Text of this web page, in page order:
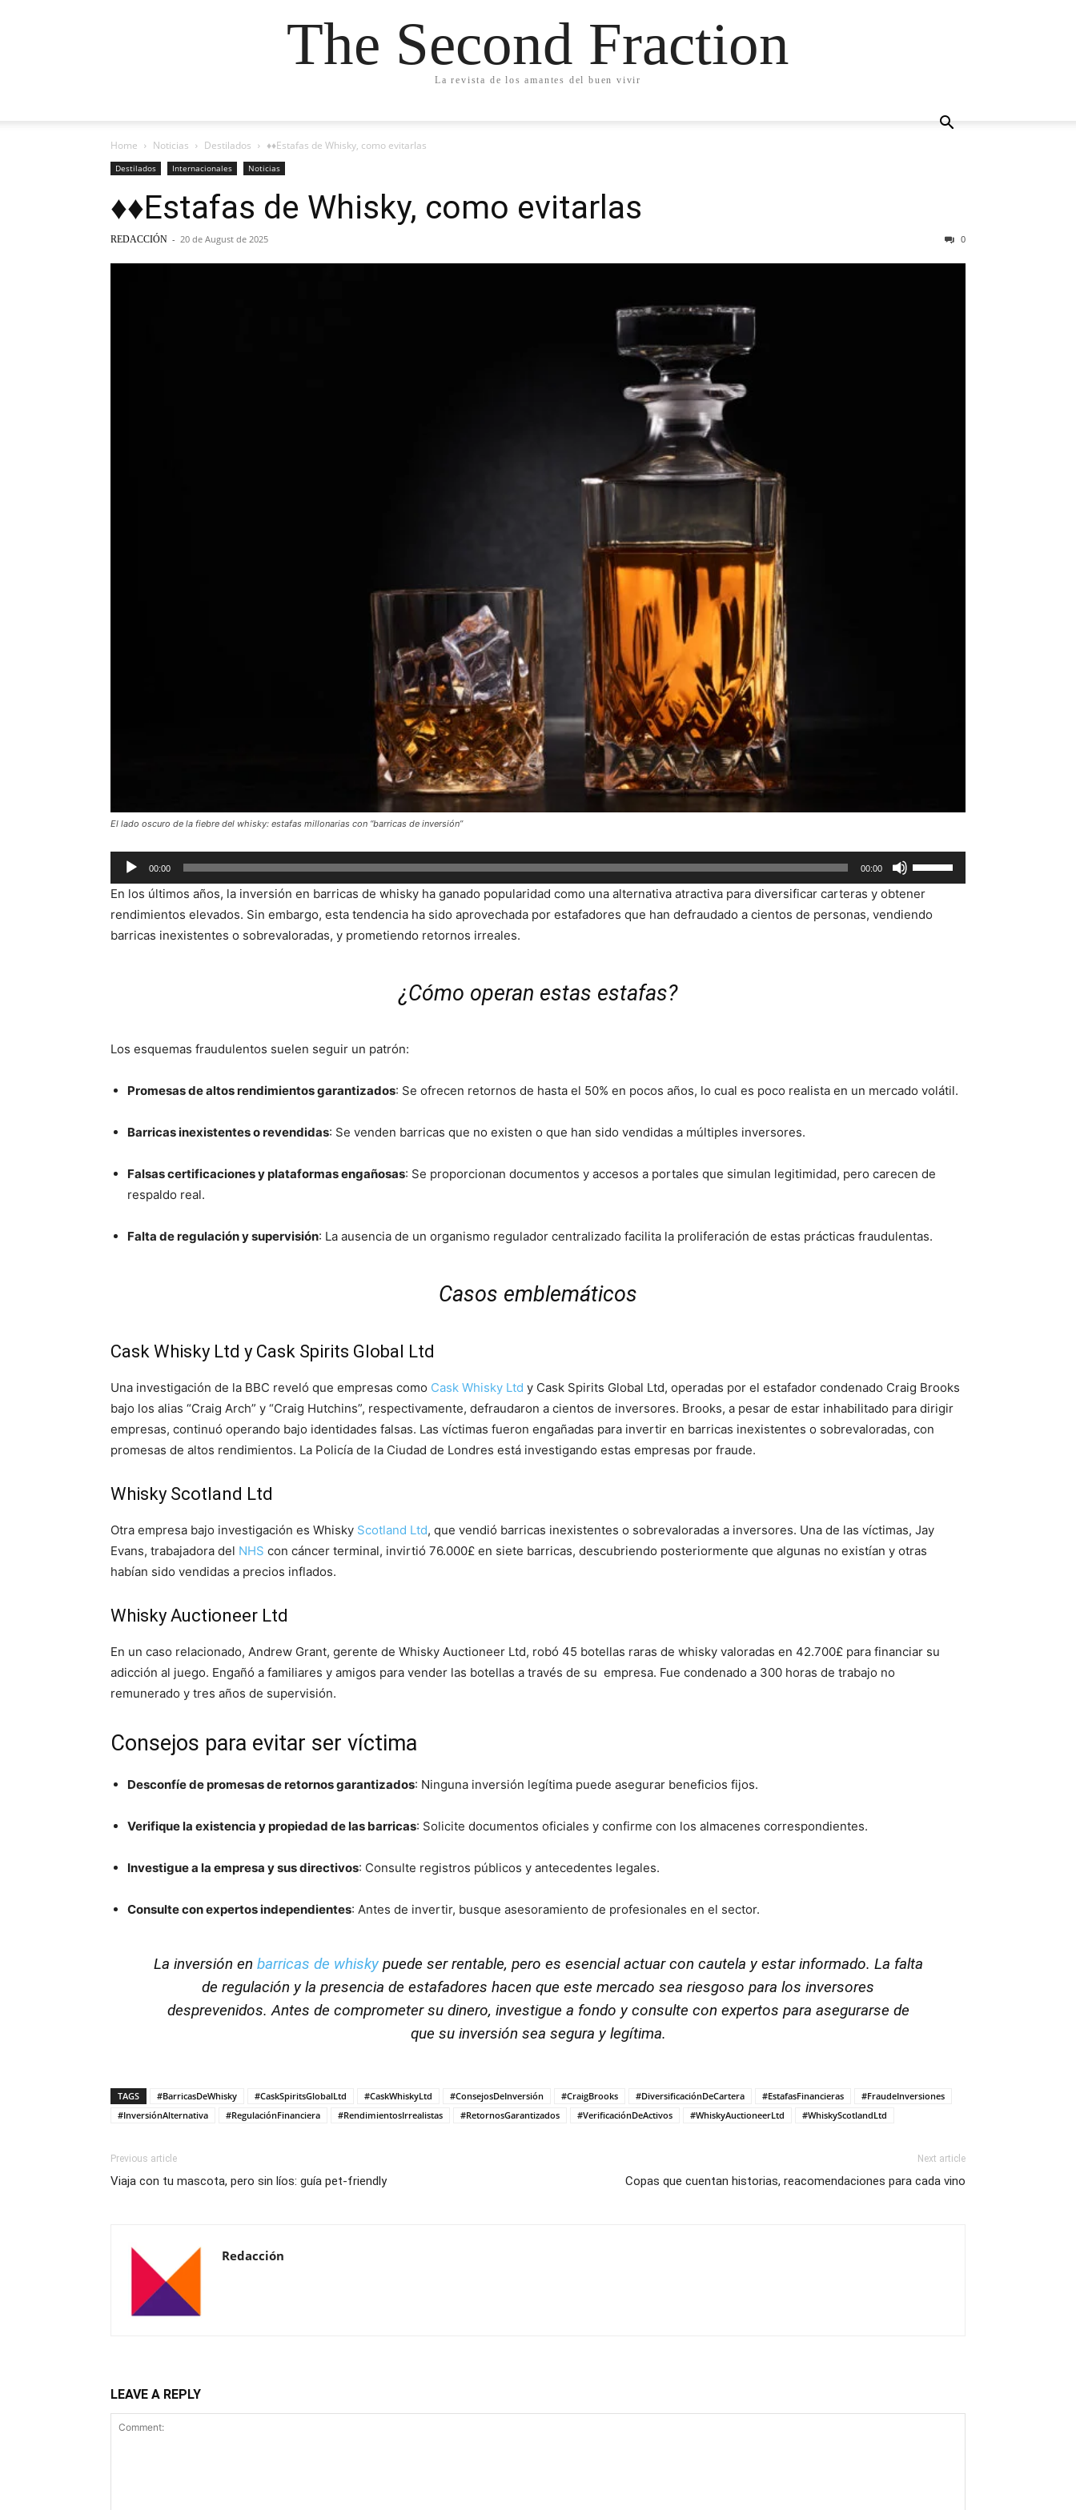
The Second Fraction
La revista de los amantes del buen vivir
Home Noticias Destilados ♦♦Estafas de Whisky, como evitarlas
Destilados Internacionales Noticias
♦♦Estafas de Whisky, como evitarlas
REDACCIÓN - 20 de August de 2025 0
El lado oscuro de la fiebre del whisky: estafas millonarias con “barricas de inversión”
Audio
Player
00:00 00:00
Up/Down
Arrow
keys
En los últimos años, la inversión en barricas de whisky ha ganado popularidad como una alternativa atractiva para diversificar carteras y obtener
rendimientos elevados. Sin embargo, esta tendencia ha sido aprovechada por estafadores que han defraudado a cientos de personas, vendiendo
barricas inexistentes o sobrevaloradas, y prometiendo retornos irreales.
¿Cómo operan estas estafas?
Los esquemas fraudulentos suelen seguir un patrón:
Promesas de altos rendimientos garantizados: Se ofrecen retornos de hasta el 50% en pocos años, lo cual es poco realista en un mercado volátil.
Barricas inexistentes o revendidas: Se venden barricas que no existen o que han sido vendidas a múltiples inversores.
Falsas certificaciones y plataformas engañosas: Se proporcionan documentos y accesos a portales que simulan legitimidad, pero carecen de
respaldo real.
Falta de regulación y supervisión: La ausencia de un organismo regulador centralizado facilita la proliferación de estas prácticas fraudulentas.
Casos emblemáticos
Cask Whisky Ltd y Cask Spirits Global Ltd
Una investigación de la BBC reveló que empresas como Cask Whisky Ltd y Cask Spirits Global Ltd, operadas por el estafador condenado Craig Brooks
bajo los alias “Craig Arch” y “Craig Hutchins”, respectivamente, defraudaron a cientos de inversores. Brooks, a pesar de estar inhabilitado para dirigir
empresas, continuó operando bajo identidades falsas. Las víctimas fueron engañadas para invertir en barricas inexistentes o sobrevaloradas, con
promesas de altos rendimientos. La Policía de la Ciudad de Londres está investigando estas empresas por fraude.
Whisky Scotland Ltd
Otra empresa bajo investigación es Whisky Scotland Ltd, que vendió barricas inexistentes o sobrevaloradas a inversores. Una de las víctimas, Jay
Evans, trabajadora del NHS con cáncer terminal, invirtió 76.000£ en siete barricas, descubriendo posteriormente que algunas no existían y otras
habían sido vendidas a precios inflados.
Whisky Auctioneer Ltd
En un caso relacionado, Andrew Grant, gerente de Whisky Auctioneer Ltd, robó 45 botellas raras de whisky valoradas en 42.700£ para financiar su
adicción al juego. Engañó a familiares y amigos para vender las botellas a través de su empresa. Fue condenado a 300 horas de trabajo no
remunerado y tres años de supervisión.
Consejos para evitar ser víctima
Desconfíe de promesas de retornos garantizados: Ninguna inversión legítima puede asegurar beneficios fijos.
Verifique la existencia y propiedad de las barricas: Solicite documentos oficiales y confirme con los almacenes correspondientes.
Investigue a la empresa y sus directivos: Consulte registros públicos y antecedentes legales.
Consulte con expertos independientes: Antes de invertir, busque asesoramiento de profesionales en el sector.
La inversión en barricas de whiskypuede ser rentable, pero es esencial actuar con cautela y estar informado. La falta
de regulación y la presencia de estafadores hacen que este mercado sea riesgoso para los inversores
desprevenidos. Antes de comprometer su dinero, investigue a fondo y consulte con expertos para asegurarse de
que su inversión sea segura y legítima.
TAGS #BarricasDeWhisky #CaskSpiritsGlobalLtd #CaskWhiskyLtd #ConsejosDeInversión #CraigBrooks #DiversificaciónDeCartera #EstafasFinancieras
#FraudeInversiones
#InversiónAlternativa
#RegulaciónFinanciera #RendimientosIrrealistas #RetornosGarantizados #VerificaciónDeActivos #WhiskyAuctioneerLtd #WhiskyScotlandLtd
Previous article
Viaja con tu mascota, pero sin líos: guía pet-friendly
Next article
Copas que cuentan historias, reacomendaciones para cada vino
Redacción
LEAVE A REPLY